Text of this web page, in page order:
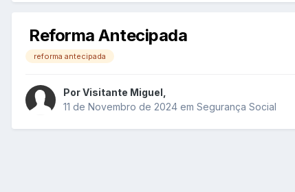
Reforma Antecipada
reforma antecipada
PorVisitante Miguel
11 de Novembro de 2024 em Segurança Social